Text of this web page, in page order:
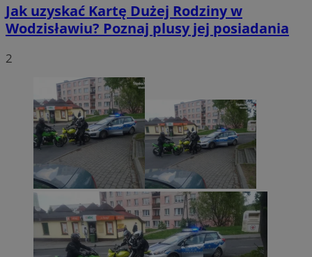
Jak uzyskać Kartę Dużej Rodziny w
Wodzisławiu? Poznaj plusy jej posiadania
2